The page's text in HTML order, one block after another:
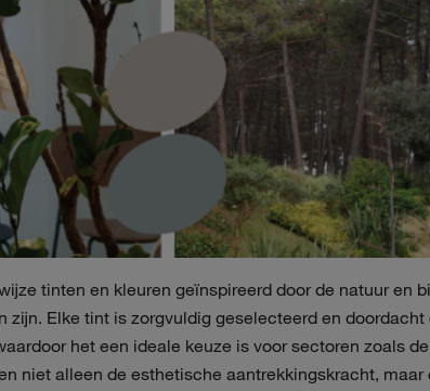
tinten en kleuren geïnspireerd door de natuur en
Elke tint is zorgvuldig geselecteerd en
het een ideale keuze is voor sectoren zoals
niet alleen de esthetische aantrekkingskracht,